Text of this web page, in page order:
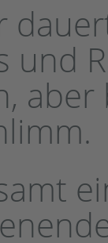
und
aber